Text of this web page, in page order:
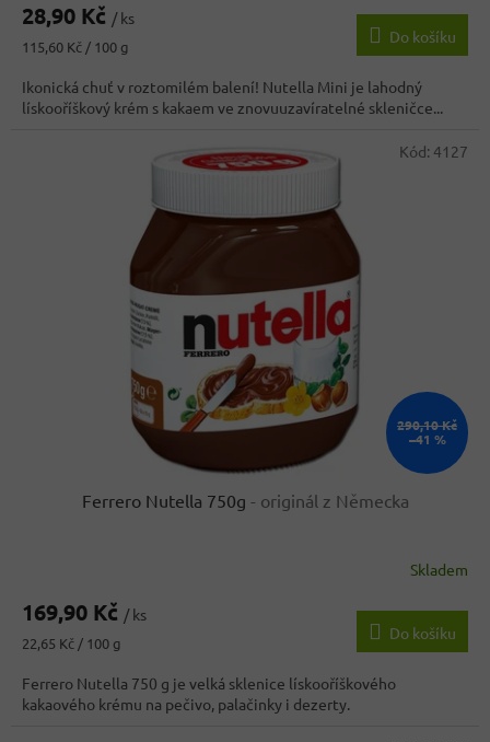
produktu
3,5
z
5
28,90 Kč / ks
Měrná
115,60 Kč / 100 g
Do košíku
Ikonická chuť v roztomilém balení! Nutella Mini je lahodný
lískooříškový krém s kakaem ve znovuuzavíratelné skleničce...
290,10 Kč
–41 %
Ferrero Nutella 750g - originál z Německa
produktu
4,0
z
5
hvězdiček.
Skladem
169,90 Kč / ks
Měrná
22,65 Kč / 100 g
Do košíku
Ferrero Nutella 750 g je velká sklenice lískooříškového
kakaového krému na pečivo, palačinky i dezerty.
Kód: 4127